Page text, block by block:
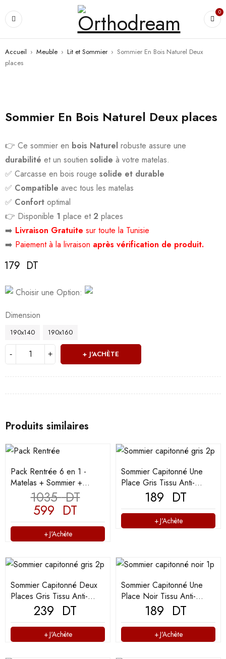
0
Accueil › Meuble › Lit et Sommier › Sommier En Bois Naturel Deux
places
Sommier En Bois Naturel Deux places
👉 Ce sommier en bois Naturel robuste assure une
durabilité et un soutien solide à votre matelas.
✅ Carcasse en bois rouge solide et durable
✅ Compatible avec tous les matelas
✅ Confort optimal
👉 Disponible 1 place et2 places
➡️ Livraison Gratuite sur toute la Tunisie
➡️ Paiement à la livraison après vérification de produit.
179 DT
Choisir une Option:
Dimension
190x140 190x160
J'ACHÈTE
Produits similaires
Pack Rentrée 6 en 1 -
Matelas + Sommier +
Bureau + 1 Oreiller +
Couette 2 Places + 2 Taies
1035DT
599 DT
J'Achète
Sommier Capitonné Une
Place Gris Tissu Anti-
189 DT
J'Achète
Sommier Capitonné Deux
Places Gris Tissu Anti-
239 DT
J'Achète
Sommier Capitonné Une
Place Noir Tissu Anti-
189 DT
J'Achète